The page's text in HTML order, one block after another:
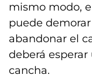
mismo modo,
puede
abandonar el
deberá
cancha.